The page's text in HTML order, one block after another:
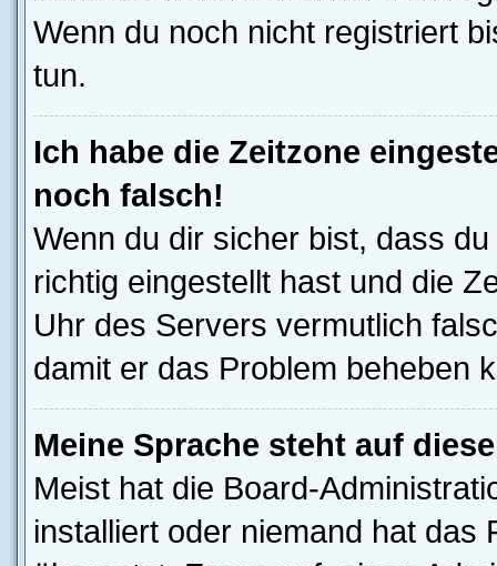
Wenn du noch nicht registriert
tun.
Ich habe die Zeitzone
noch falsch!
Wenn du dir sicher bist, dass
richtig eingestellt hast und die
Uhr des Servers vermutlich
damit er das Problem beheben
Meine Sprache steht auf
Meist hat die Board-
installiert oder niemand hat das